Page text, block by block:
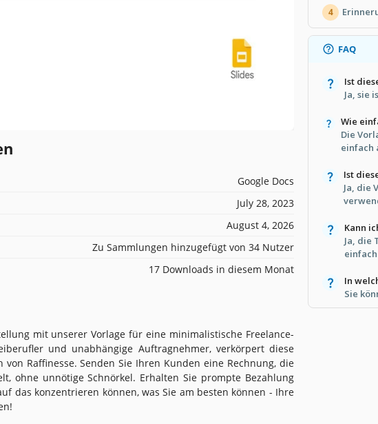
Google Docs
July 28, 2023
August 4, 2026
Zu Sammlungen hinzugefügt von 34 Nutzer
17 Downloads in diesem Monat
mit unserer Vorlage für eine minimalistische Freelance-
und unabhängige Auftragnehmer, verkörpert diese
Raffinesse. Senden Sie Ihren Kunden eine Rechnung, die
ohne unnötige Schnörkel. Erhalten Sie prompte Bezahlung
das konzentrieren können, was Sie am besten können - Ihre
4
FAQ
Ist
Ja, sie
Wie
Die
einfach
Ist
Ja, die
Kann
Ja, die
In
Sie